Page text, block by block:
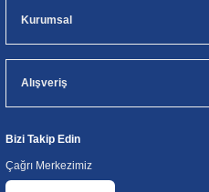
Kurumsal
Alışveriş
Bizi Takip Edin
Çağrı Merkezimiz